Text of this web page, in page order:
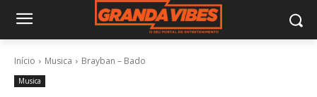
Início Musica Brayban – Bado
Musica